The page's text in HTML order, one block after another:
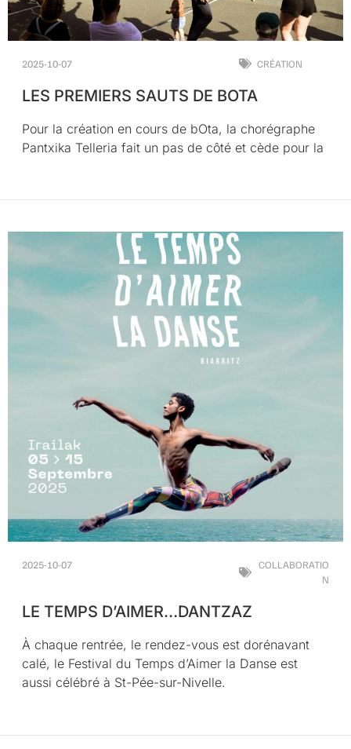
2025-10-07 CRÉATION
LES PREMIERS SAUTS DE BOTA
Pour la création en cours de bOta, la chorégraphe
Pantxika Telleria fait un pas de côté et cède pour la
2025-10-07
COLLABORATIO
N
LE TEMPS D’AIMER…DANTZAZ
À chaque rentrée, le rendez-vous est dorénavant
calé, le Festival du Temps d’Aimer la Danse est
aussi célébré à St-Pée-sur-Nivelle.